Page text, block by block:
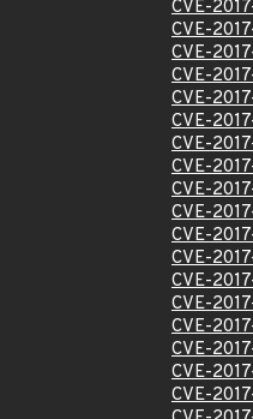
CVE-
CVE-
CVE-
CVE-
CVE-
CVE-
CVE-
CVE-
CVE-
CVE-
CVE-
CVE-
CVE-
CVE-
CVE-
CVE-
CVE-
CVE-